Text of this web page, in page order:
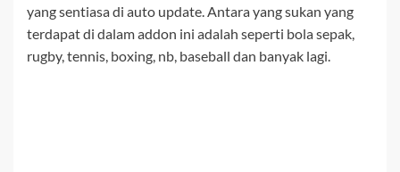
yang sentiasa di auto update. Antara yang sukan yang
terdapat di dalam addon ini adalah seperti bola sepak,
rugby, tennis, boxing, nb, baseball dan banyak lagi.